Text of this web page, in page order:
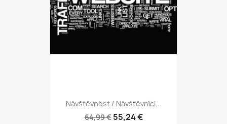
Návštěvnost / Návštěvníci...
64,99 € 55,24 €